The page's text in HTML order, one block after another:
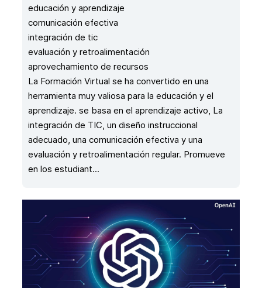
educación y aprendizaje
comunicación efectiva
integración de tic
evaluación y retroalimentación
aprovechamiento de recursos
La Formación Virtual se ha convertido en una
herramienta muy valiosa para la educación y el
aprendizaje. se basa en el aprendizaje activo, La
integración de TIC, un diseño instruccional
adecuado, una comunicación efectiva y una
evaluación y retroalimentación regular. Promueve
en los estudiant...